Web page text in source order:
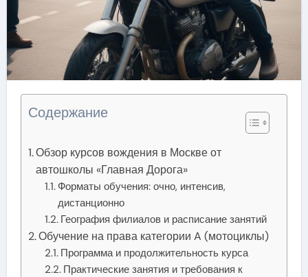
Содержание
Обзор курсов вождения в Москве от
автошколы «Главная Дорога»
Форматы обучения: очно, интенсив,
дистанционно
География филиалов и расписание занятий
Обучение на права категории A (мотоциклы)
Программа и продолжительность курса
Практические занятия и требования к